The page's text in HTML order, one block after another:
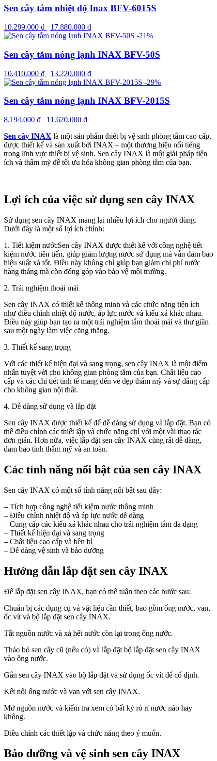
Sen cây tắm nhiệt độ Inax BFV-6015S
10.289.000 ₫ 17.880.000 ₫
-21%
Sen cây tắm nóng lạnh INAX BFV-50S
10.410.000 ₫ 13.220.000 ₫
-29%
Sen cây tắm nóng lạnh INAX BFV-2015S
8.194.000 ₫ 11.620.000 ₫
Sen cây INAX là một sản phẩm thiết bị vệ sinh phòng tắm cao cấp,
được thiết kế và sản xuất bởi INAX – một thương hiệu nổi tiếng
trong lĩnh vực thiết bị vệ sinh. Sen cây INAX là một giải pháp tiện
ích và thẩm mỹ để tối ưu hóa không gian phòng tắm của bạn.
Lợi ích của việc sử dụng sen cây INAX
Sử dụng sen cây INAX mang lại nhiều lợi ích cho người dùng.
Dưới đây là một số lợi ích chính:
1. Tiết kiệm nướcSen cây INAX được thiết kế với công nghệ tiết
kiệm nước tiên tiến, giúp giảm lượng nước sử dụng mà vẫn đảm bảo
hiệu suất xả tốt. Điều này không chỉ giúp bạn giảm chi phí nước
hàng tháng mà còn đóng góp vào bảo vệ môi trường.
2. Trải nghiệm thoải mái
Sen cây INAX có thiết kế thông minh và các chức năng tiện ích
như điều chỉnh nhiệt độ nước, áp lực nước và kiểu xả khác nhau.
Điều này giúp bạn tạo ra một trải nghiệm tắm thoải mái và thư giãn
sau một ngày làm việc căng thẳng.
3. Thiết kế sang trọng
Với các thiết kế hiện đại và sang trọng, sen cây INAX là một điểm
nhấn tuyệt vời cho không gian phòng tắm của bạn. Chất liệu cao
cấp và các chi tiết tinh tế mang đến vẻ đẹp thẩm mỹ và sự đẳng cấp
cho không gian nội thất.
4. Dễ dàng sử dụng và lắp đặt
Sen cây INAX được thiết kế để dễ dàng sử dụng và lắp đặt. Bạn có
thể điều chỉnh các thiết lập và chức năng chỉ với một vài thao tác
đơn giản. Hơn nữa, việc lắp đặt sen cây INAX cũng rất dễ dàng,
đảm bảo tính thẩm mỹ và an toàn.
Các tính năng nổi bật của sen cây INAX
Sen cây INAX có một số tính năng nổi bật sau đây:
– Tích hợp công nghệ tiết kiệm nước thông minh
– Điều chỉnh nhiệt độ và áp lực nước dễ dàng
– Cung cấp các kiểu xả khác nhau cho trải nghiệm tắm đa dạng
– Thiết kế hiện đại và sang trọng
– Chất liệu cao cấp và bền bỉ
– Dễ dàng vệ sinh và bảo dưỡng
Hướng dẫn lắp đặt sen cây INAX
Để lắp đặt sen cây INAX, bạn có thể tuân theo các bước sau:
Chuẩn bị các dụng cụ và vật liệu cần thiết, bao gồm ống nước, van,
ốc vít và bộ lắp đặt sen cây INAX.
Tắt nguồn nước và xả hết nước còn lại trong ống nước.
Tháo bỏ sen cây cũ (nếu có) và lắp đặt bộ lắp đặt sen cây INAX
vào ống nước.
Gắn sen cây INAX vào bộ lắp đặt và sử dụng ốc vít để cố định.
Kết nối ống nước và van với sen cây INAX.
Mở nguồn nước và kiểm tra xem có bất kỳ rò rỉ nước nào hay
không.
Điều chỉnh các thiết lập và chức năng theo ý muốn.
Bảo dưỡng và vệ sinh sen cây INAX